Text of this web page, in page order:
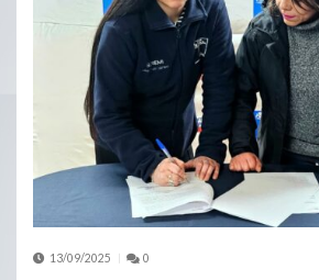
13/09/2025 0